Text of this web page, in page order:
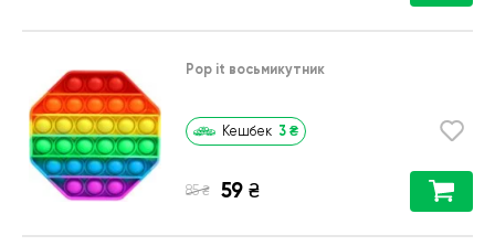
Pop it восьмикутник
Кешбек 3 ₴
85 ₴ 59 ₴